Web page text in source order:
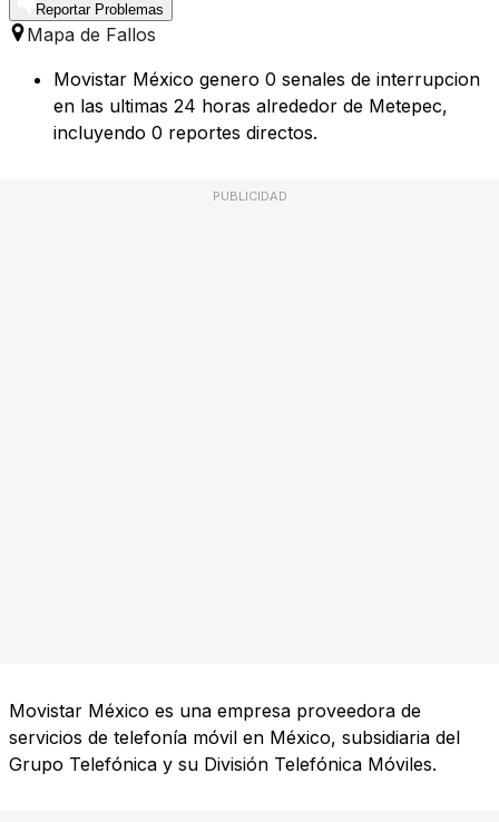
Reportar Problemas
Mapa de Fallos
Movistar México genero 0 senales de interrupcion
en las ultimas 24 horas alrededor de Metepec,
incluyendo 0 reportes directos.
PUBLICIDAD
Movistar México es una empresa proveedora de
servicios de telefonía móvil en México, subsidiaria del
Grupo Telefónica y su División Telefónica Móviles.